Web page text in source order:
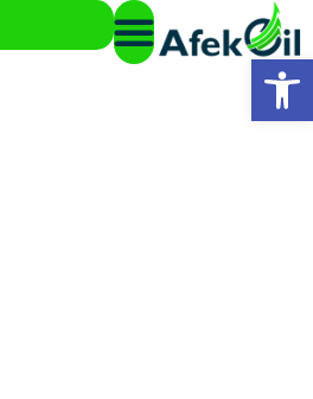
פתח סרגל נגישות